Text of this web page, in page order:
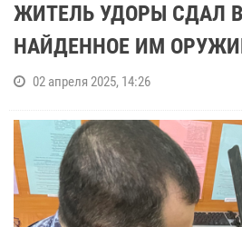
ЖИТЕЛЬ УДОРЫ СДАЛ
НАЙДЕННОЕ ИМ
02 апреля 2025, 14:26